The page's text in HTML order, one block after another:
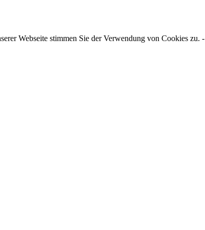
Webseite stimmen Sie der Verwendung von Cookies zu. -